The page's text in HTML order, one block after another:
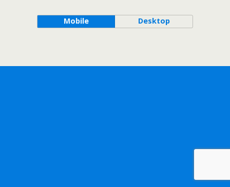
Mobile Desktop